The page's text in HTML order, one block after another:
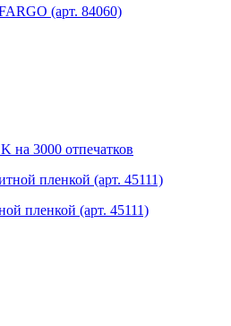
(арт. 84060)
на 3000 отпечатков
пленкой (арт. 45111)